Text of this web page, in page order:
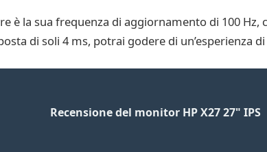
è la sua frequenza di aggiornamento di 100 Hz,
di soli 4 ms, potrai godere di un’esperienza
Recensione del monitor HP X27 27" IPS